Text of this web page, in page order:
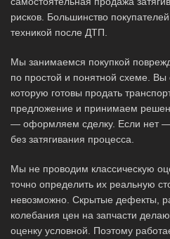
рисков. Большинство
техникой после ДТП.
Мы занимаемся покупкой
по простой и понятной схеме.
которую готовы продать
предложение и принимаем
— оформляем сделку. Если нет
без затягивания процесса.
Мы не проводим классическую
точно определить их реальную
невозможно. Скрытые дефекты,
колебания цен на запчасти
оценку условной. Поэтому